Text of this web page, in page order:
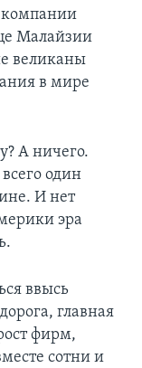
компании
Малайзии
великаны
в мире
А ничего.
один
И нет
эра
ввысь
главная
фирм,
сотни и